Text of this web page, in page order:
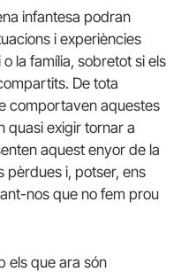
infantesa podran
i experiències
o la família, sobretot si els
De tota
comportaven aquestes
quasi exigir tornar a
aquest enyor de la
pèrdues i, potser, ens
nos que no fem prou
els que ara són